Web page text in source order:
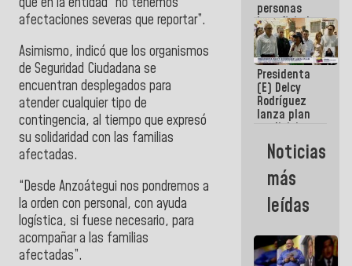
afectaciones severas que reportar”.
Asimismo, indicó que los organismos
de Seguridad Ciudadana se
encuentran desplegados para
atender cualquier tipo de
contingencia, al tiempo que expresó
su solidaridad con las familias
afectadas.
“Desde Anzoátegui nos pondremos a
la orden con personal, con ayuda
logística, si fuese necesario, para
acompañar a las familias
afectadas”.
personas
beneficiadas
con planes
para
atención de
emergencia
sísmica en
la última
semana
Presidenta
(E) Delcy
Rodríguez
lanza plan
crediticio
con subsidio
a Juntas de
Condominio
Noticias
más
leídas